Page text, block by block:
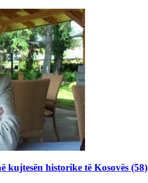
kujtesën historike të Kosovës (58)